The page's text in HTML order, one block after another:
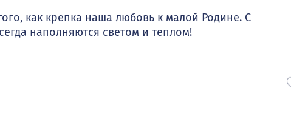
как крепка наша любовь к малой Родине. С
наполняются светом и теплом!